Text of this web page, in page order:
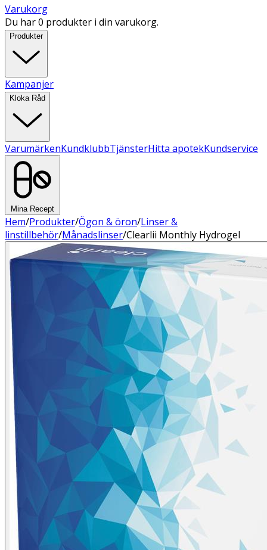
Varukorg
Du har 0 produkter i din varukorg.
Produkter
Kampanjer
Kloka Råd
VarumärkenKundklubbTjänsterHitta apotekKundservice
Mina Recept
Hem/Produkter/Ögon & öron/Linser &
linstillbehör/Månadslinser/Clearlii Monthly Hydrogel